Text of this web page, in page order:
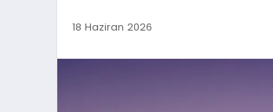
18 Haziran 2026